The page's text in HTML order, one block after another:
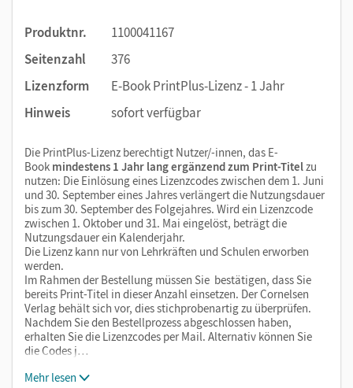
Produktnr.
1100041167
Seitenzahl
376
Lizenzform
E-Book PrintPlus-Lizenz - 1 Jahr
Hinweis
sofort verfügbar
Die PrintPlus-Lizenz berechtigt Nutzer/-innen, das E-
Book mindestens 1 Jahr lang ergänzend zum Print-Titelzu
nutzen: Die Einlösung eines Lizenzcodes zwischen dem 1. Juni
und 30. September eines Jahres verlängert die Nutzungsdauer
bis zum 30. September des Folgejahres. Wird ein Lizenzcode
zwischen 1. Oktober und 31. Mai eingelöst, beträgt die
Nutzungsdauer ein Kalenderjahr.
Die Lizenz kann nur von Lehrkräften und Schulen erworben
werden.
Im Rahmen der Bestellung müssen Sie bestätigen, dass Sie
bereits Print-Titel in dieser Anzahl einsetzen. Der Cornelsen
Verlag behält sich vor, dies stichprobenartig zu überprüfen.
Nachdem Sie den Bestellprozess abgeschlossen haben,
erhalten Sie die Lizenzcodes per Mail. Alternativ können Sie
die Codes j…
Mehr lesen